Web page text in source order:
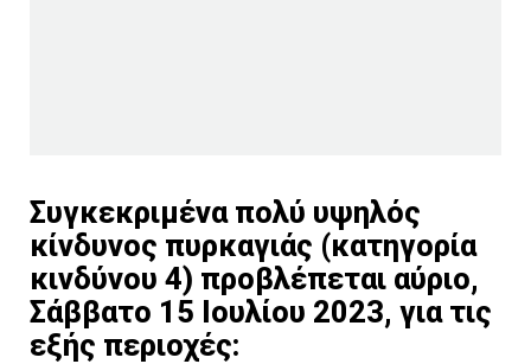
Συγκεκριμένα πολύ υψηλός
κίνδυνος πυρκαγιάς (κατηγορία
κινδύνου 4) προβλέπεται αύριο,
Σάββατο 15 Ιουλίου 2023, για τις
εξής περιοχές: